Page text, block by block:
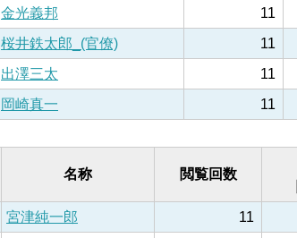
金光義邦
11
桜井鉄太郎_(官僚)
11
出澤三太
11
岡崎真一
11
名称 閲覧回数
宮津純一郎 11